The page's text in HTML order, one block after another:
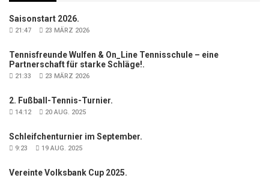
Saisonstart 2026.
21:47 23 MÄRZ 2026
Tennisfreunde Wulfen & On_Line Tennisschule – eine
Partnerschaft für starke Schläge!.
21:33 23 MÄRZ 2026
2. Fußball-Tennis-Turnier.
14:12 20 AUG. 2025
Schleifchenturnier im September.
9:23 19 AUG. 2025
Vereinte Volksbank Cup 2025.